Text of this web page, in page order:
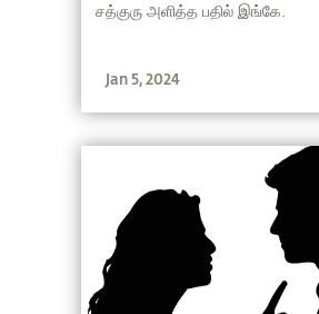
சத்குரு அளித்த பதில் இங்கே.
Jan 5, 2024